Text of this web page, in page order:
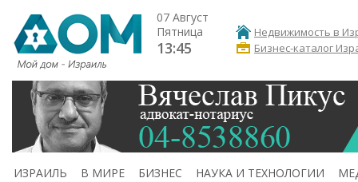
07 Август
Пятница
13:45
Недвижимость в
Бизнес-каталог
ИЗРАИЛЬ В МИРЕ БИЗНЕС НАУКА И ТЕХНОЛОГИИ